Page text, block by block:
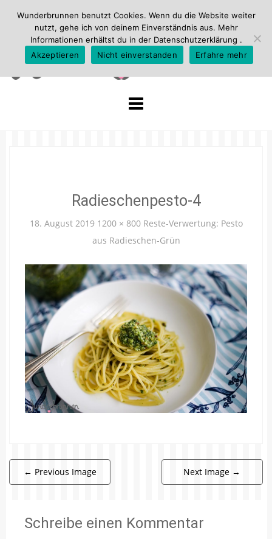
Radieschenpesto-4
18. August 2019 1200 × 800 Reste-Verwertung: Pesto
aus Radieschen-Grün
← Previous Image Next Image →
Schreibe einen Kommentar
Wunderbrunnen benutzt Cookies. Wenn du die Website weiter
nutzt, gehe ich von deinem Einverständnis aus. Mehr
Informationen erhältst du in der Datenschutzerklärung .
Akzeptieren
Nicht einverstanden Erfahre mehr